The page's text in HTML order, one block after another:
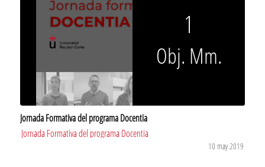
1
Obj. Mm.
Jornada Formativa del programa Docentia
Jornada Formativa del programa Docentia
10 may 2019